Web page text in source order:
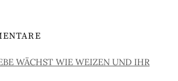
WÄCHST WIE WEIZEN UND IHR